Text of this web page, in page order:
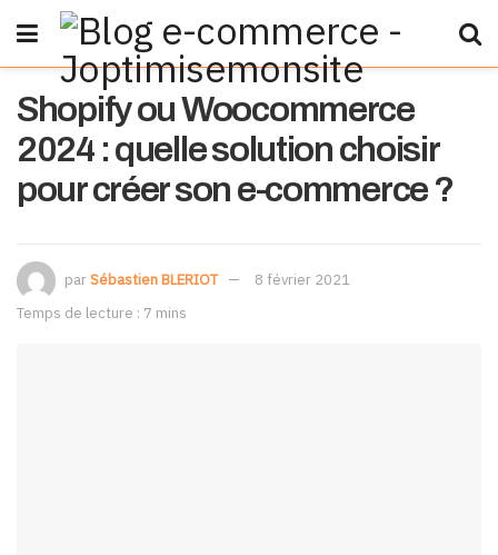
Shopify ou Woocommerce
2024 : quelle solution choisir
pour créer son e-commerce ?
parSébastien BLERIOT
8 février 2021
Temps de lecture : 7 mins